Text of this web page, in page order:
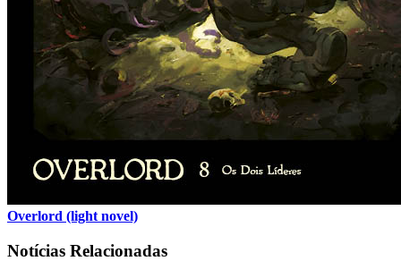
Overlord (light novel)
Notícias Relacionadas